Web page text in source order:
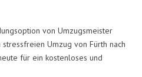
von Umzugsmeister
Umzug von Fürth nach
für ein kostenloses und